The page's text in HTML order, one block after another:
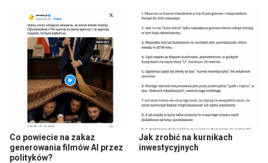
Co powiecie na zakaz
generowania filmów AI przez
polityków?
Jak zrobić na kurnikach
inwestycyjnych